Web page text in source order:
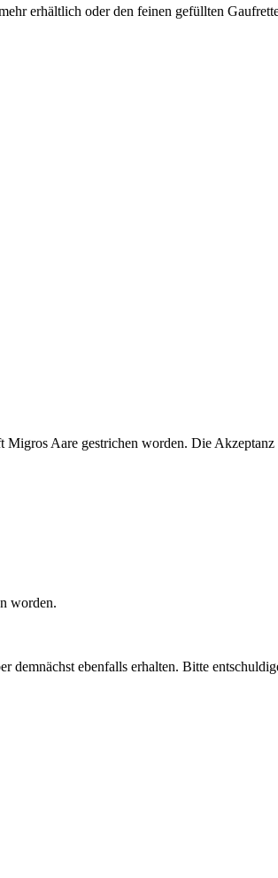
erhältlich oder den feinen gefüllten
Migros Aare gestrichen worden. Die
worden.
demnächst ebenfalls erhalten. Bitte